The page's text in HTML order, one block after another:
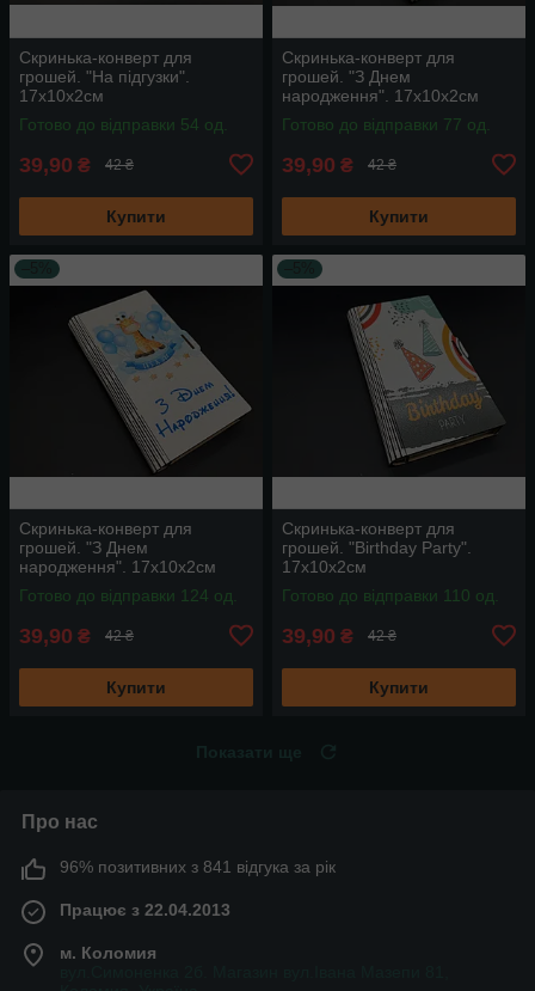
Скринька-конверт для
грошей. "На підгузки".
17х10х2см
Готово до відправки 54 од.
39,90 ₴ 42 ₴
Купити
Скринька-конверт для
грошей. "З Днем
народження". 17х10х2см
Готово до відправки 77 од.
39,90 ₴ 42 ₴
Купити
Скринька-конверт для
грошей. "З Днем
народження". 17х10х2см
Готово до відправки 124 од.
39,90 ₴ 42 ₴
Купити
Скринька-конверт для
грошей. "Birthday Party".
17х10х2см
Готово до відправки 110 од.
39,90 ₴ 42 ₴
Купити
Про нас
96% позитивних з 841 відгука за рік
Працює з 22.04.2013
м. Коломия